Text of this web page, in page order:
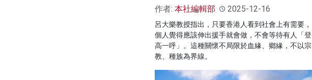
作者: 本社編輯部 2025-12-16
呂大樂教授指出，只要香港人看到社會上有需要，
個人覺得應該伸出援手就會做，不會等待有人「登
高一呼」。這種關懷不局限於血緣、鄉緣，不以宗
教、種族為界線。